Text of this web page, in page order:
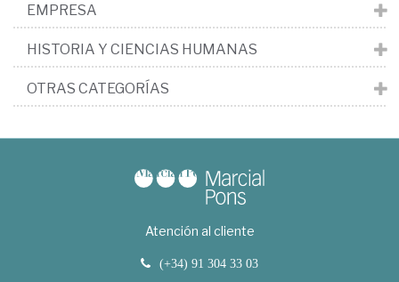
EMPRESA
HISTORIA Y CIENCIAS HUMANAS
OTRAS CATEGORÍAS
Atención al cliente
(+34) 91 304 33 03